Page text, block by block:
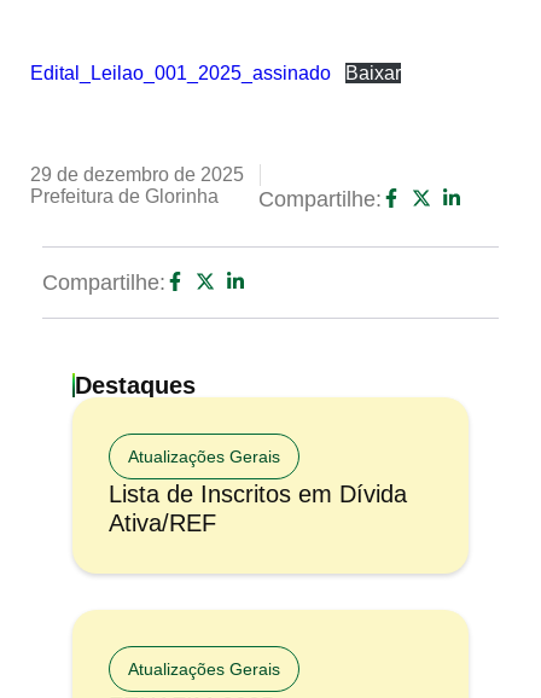
Edital_Leilao_001_2025_assinado Baixar
29 de dezembro de 2025
Prefeitura de Glorinha
Compartilhe:
Compartilhe:
Destaques
Atualizações Gerais
Lista de Inscritos em Dívida
Ativa/REF
Atualizações Gerais